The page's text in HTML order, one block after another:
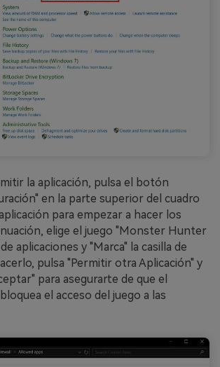
la aplicación, pulsa el botón
en la parte superior del cuadro
para empezar a hacer los
elige el juego "Monster Hunter
aplicaciones y "Marca" la casilla de
pulsa "Permitir otra Aplicación" y
para asegurarte de que el
el acceso del juego a las